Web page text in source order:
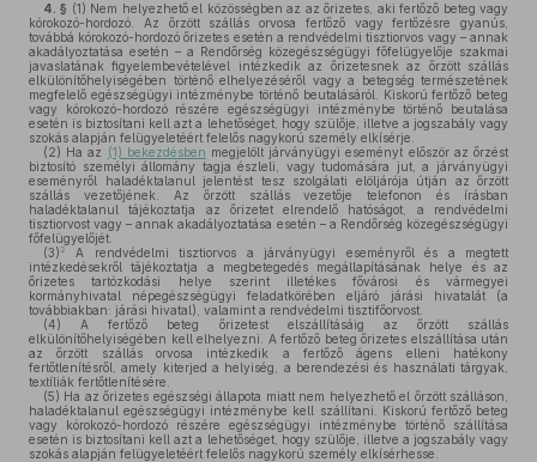
4. § (1) Nem helyezhető el közösségben az az őrizetes, aki fertőző beteg vagy
kórokozó-hordozó. Az őrzött szállás orvosa fertőző vagy fertőzésre gyanús,
továbbá kórokozó-hordozó őrizetes esetén a rendvédelmi tisztiorvos vagy – annak
akadályoztatása esetén – a Rendőrség közegészségügyi főfelügyelője szakmai
javaslatának figyelembevételével intézkedik az őrizetesnek az őrzött szállás
elkülönítőhelyiségében történő elhelyezéséről vagy a betegség természetének
megfelelő egészségügyi intézménybe történő beutalásáról. Kiskorú fertőző beteg
vagy kórokozó-hordozó részére egészségügyi intézménybe történő beutalása
esetén is biztosítani kell azt a lehetőséget, hogy szülője, illetve a jogszabály vagy
szokás alapján felügyeletéért felelős nagykorú személy elkísérje.
(2) Ha az (1) bekezdésben megjelölt járványügyi eseményt először az őrzést
biztosító személyi állomány tagja észleli, vagy tudomására jut, a járványügyi
eseményről haladéktalanul jelentést tesz szolgálati elöljárója útján az őrzött
szállás vezetőjének. Az őrzött szállás vezetője telefonon és írásban
haladéktalanul tájékoztatja az őrizetet elrendelő hatóságot, a rendvédelmi
tisztiorvost vagy – annak akadályoztatása esetén – a Rendőrség közegészségügyi
főfelügyelőjét.
(3) 2
A rendvédelmi tisztiorvos a járványügyi eseményről és a megtett
intézkedésekről tájékoztatja a megbetegedés megállapításának helye és az
őrizetes tartózkodási helye szerint illetékes fővárosi és vármegyei
kormányhivatal népegészségügyi feladatkörében eljáró járási hivatalát (a
továbbiakban: járási hivatal), valamint a rendvédelmi tisztifőorvost.
(4) A fertőző beteg őrizetest elszállításáig az őrzött szállás
elkülönítőhelyiségében kell elhelyezni. A fertőző beteg őrizetes elszállítása után
az őrzött szállás orvosa intézkedik a fertőző ágens elleni hatékony
fertőtlenítésről, amely kiterjed a helyiség, a berendezési és használati tárgyak,
textíliák fertőtlenítésére.
(5) Ha az őrizetes egészségi állapota miatt nem helyezhető el őrzött szálláson,
haladéktalanul egészségügyi intézménybe kell szállítani. Kiskorú fertőző beteg
vagy kórokozó-hordozó részére egészségügyi intézménybe történő szállítása
esetén is biztosítani kell azt a lehetőséget, hogy szülője, illetve a jogszabály vagy
szokás alapján felügyeletéért felelős nagykorú személy elkísérhesse.